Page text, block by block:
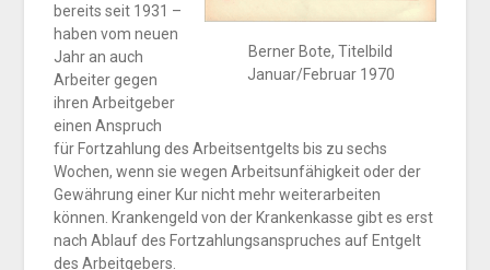
Berner Bote, Titelbild
Januar/Februar 1970
bereits seit 1931 –
haben vom neuen
Jahr an auch
Arbeiter gegen
ihren Arbeitgeber
einen Anspruch
für Fortzahlung des Arbeitsentgelts bis zu sechs
Wochen, wenn sie wegen Arbeitsunfähigkeit oder der
Gewährung einer Kur nicht mehr weiterarbeiten
können. Krankengeld von der Krankenkasse gibt es erst
nach Ablauf des Fortzahlungsanspruches auf Entgelt
des Arbeitgebers.